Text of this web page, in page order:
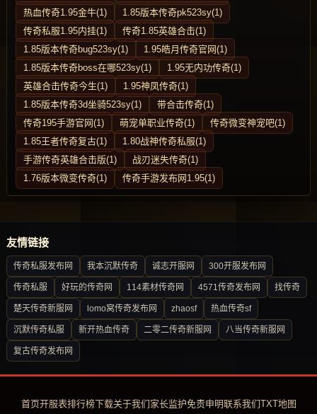
热血传奇1.95金牛(1)
1.85版本传奇pk523sy(1)
传奇私服1.95内挂(1)
传奇1.85英雄合击(1)
1.85版本传奇bug523sy(1)
1.95皓月传奇官网(1)
1.85版本传奇boss在哪523sy(1)
1.95无内功传奇(1)
英雄合击传奇今生(1)
1.95神凤传奇(1)
1.85版本传奇3d坐骑523sy(1)
带合击传奇(1)
传奇195手游官网(1)
萌宠单职业传奇(1)
传奇微变神宠吧(1)
1.85王者传奇复古(1)
1.80战神传奇私服(1)
手游传奇英雄合击版(1)
战刃迷失传奇(1)
1.76版本微变传奇(1)
传奇手游发布网1.95(1)
友情链接
传奇私服发布网 我本沉默传奇 诚志开服网 300开服发布网
传奇私服 好玩的传奇网 114素材传奇网 4571传奇发布网 找传奇
楚天传奇新服网 lomo窝传奇发布网 zhaosf 热血传奇sf
沉默传奇私服 新开热血传奇 二零二传奇新服网 八当传奇新服网
复古传奇发布网
首页开服表排行榜下载关于我们 家长监护免责申明联系我们TXT地图